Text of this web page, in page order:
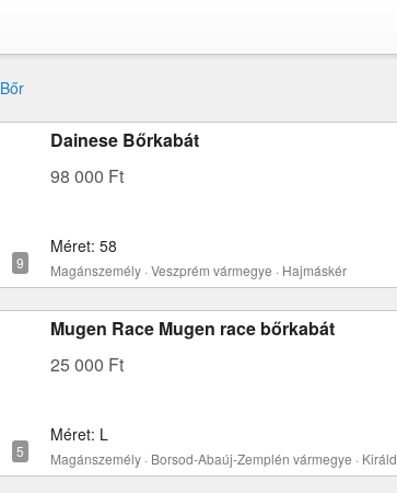
Bőr
Dainese Bőrkabát
98 000 Ft
Méret: 58
Magánszemély · Veszprém vármegye · Hajmáskér
Mugen Race Mugen race bőrkabát
25 000 Ft
Méret: L
Magánszemély · Borsod-Abaúj-Zemplén vármegye · Királd